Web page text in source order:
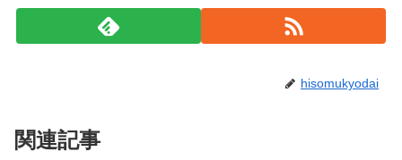
hisomukyodai
関連記事